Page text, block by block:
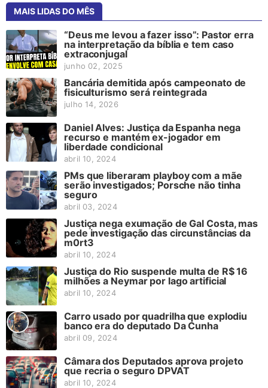
MAIS LIDAS DO MÊS
“Deus me levou a fazer isso”: Pastor erra
na interpretação da bíblia e tem caso
extraconjugal
junho 02, 2025
Bancária demitida após campeonato de
fisiculturismo será reintegrada
julho 14, 2026
Daniel Alves: Justiça da Espanha nega
recurso e mantém ex-jogador em
liberdade condicional
abril 10, 2024
PMs que liberaram playboy com a mãe
serão investigados; Porsche não tinha
seguro
abril 03, 2024
Justiça nega exumação de Gal Costa, mas
pede investigação das circunstâncias da
m0rt3
abril 10, 2024
Justiça do Rio suspende multa de R$ 16
milhões a Neymar por lago artificial
abril 10, 2024
Carro usado por quadrilha que explodiu
banco era do deputado Da Cunha
abril 09, 2024
Câmara dos Deputados aprova projeto
que recria o seguro DPVAT
abril 10, 2024